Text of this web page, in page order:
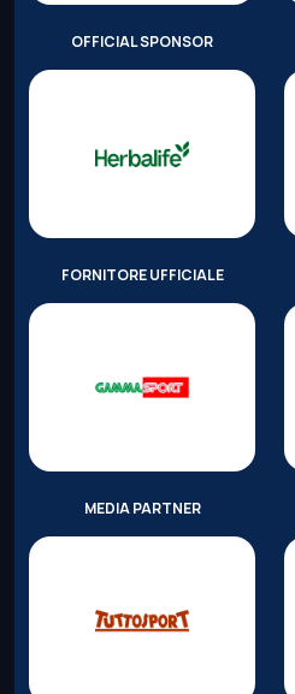
OFFICIAL SPONSOR
FORNITORE UFFICIALE
MEDIA PARTNER